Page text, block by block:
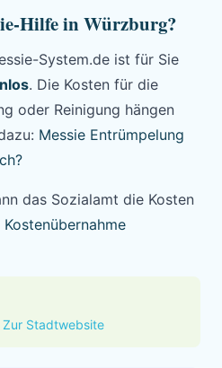
Hilfe in Würzburg?
System.de ist für Sie
. Die Kosten für die
oder Reinigung hängen
Messie Entrümpelung
das Sozialamt die Kosten
Stadtwebsite